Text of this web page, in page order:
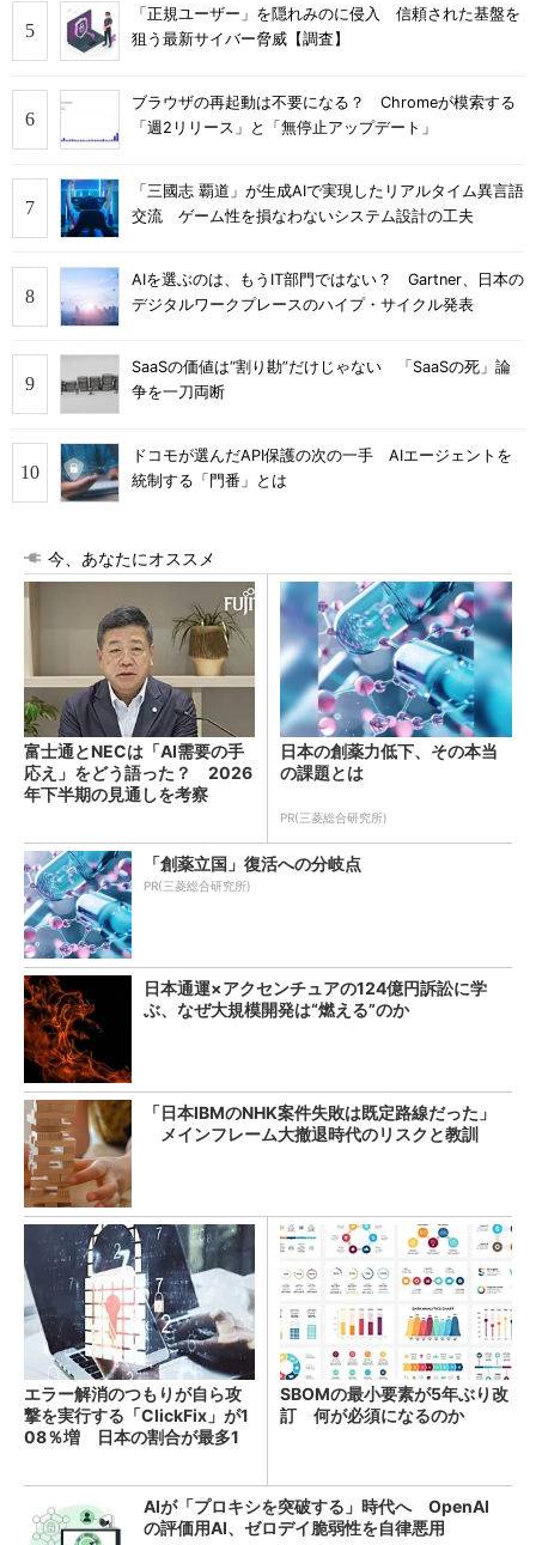
「正規ユーザー」を隠れみのに侵入 信頼された基盤を
狙う最新サイバー脅威【調査】
ブラウザの再起動は不要になる？ Chromeが模索する
「週2リリース」と「無停止アップデート」
「三國志 覇道」が生成AIで実現したリアルタイム異言語
交流 ゲーム性を損なわないシステム設計の工夫
AIを選ぶのは、もうIT部門ではない？ Gartner、日本の
デジタルワークプレースのハイプ・サイクル発表
SaaSの価値は“割り勘”だけじゃない 「SaaSの死」論
争を一刀両断
ドコモが選んだAPI保護の次の一手 AIエージェントを
統制する「門番」とは
今、あなたにオススメ
富士通とNECは「AI需要の手
応え」をどう語った？ 2026
年下半期の見通しを考察
日本の創薬力低下、その本当
の課題とは
PR(三菱総合研究所)
「創薬立国」復活への分岐点
PR(三菱総合研究所)
日本通運×アクセンチュアの124億円訴訟に学
ぶ、なぜ大規模開発は“燃える”のか
「日本IBMのNHK案件失敗は既定路線だった」
メインフレーム大撤退時代のリスクと教訓
エラー解消のつもりが自ら攻
撃を実行する「ClickFix」が1
08％増 日本の割合が最多1
SBOMの最小要素が5年ぶり改
訂 何が必須になるのか
AIが「プロキシを突破する」時代へ OpenAI
の評価用AI、ゼロデイ脆弱性を自律悪用